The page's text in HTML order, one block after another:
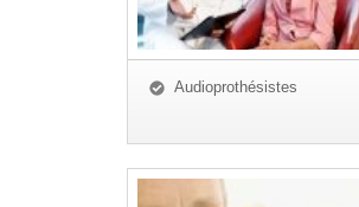
Audioprothésistes